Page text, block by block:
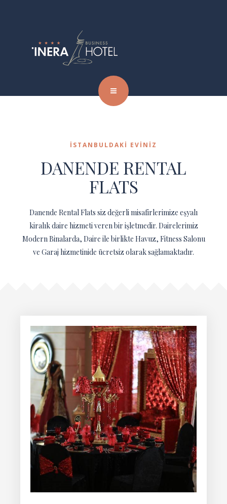
İSTANBULDAKI EVINIZ
DANENDE RENTAL
FLATS
Danende Rental Flats siz değerli misafirlerimize eşyalı
kiralık daire hizmeti veren bir işletmedir. Dairelerimiz
Modern Binalarda, Daire ile birlikte Havuz, Fitness Salonu
ve Garaj hizmetinide ücretsiz olarak sağlamaktadır.